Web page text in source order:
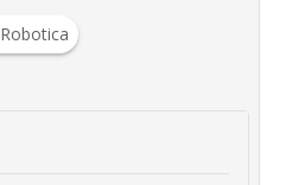
Robotica